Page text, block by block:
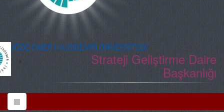
NİĞDE ÖMER HALİSDEMİR ÜNİVERSİTESİ
Strateji Geliştirme Daire
Başkanlığı